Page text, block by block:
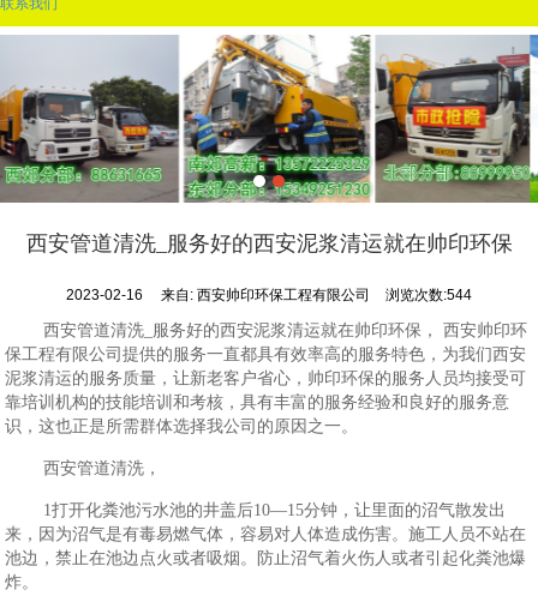
西安管道清洗_服务好的西安泥浆清运就在帅印环保
2023-02-16 来自:西安帅印环保工程有限公司 浏览次数:544
西安管道清洗_服务好的西安泥浆清运就在帅印环保， 西安帅印环
保工程有限公司提供的服务一直都具有效率高的服务特色，为我们西安
泥浆清运的服务质量，让新老客户省心，帅印环保的服务人员均接受可
靠培训机构的技能培训和考核，具有丰富的服务经验和良好的服务意
识，这也正是所需群体选择我公司的原因之一。
西安管道清洗，
1打开化粪池污水池的井盖后10—15分钟，让里面的沼气散发出
来，因为沼气是有毒易燃气体，容易对人体造成伤害。施工人员不站在
池边，禁止在池边点火或者吸烟。防止沼气着火伤人或者引起化粪池爆
炸。